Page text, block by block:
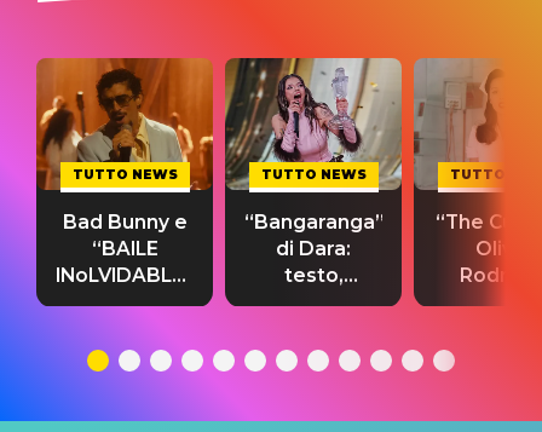
TUTTO NEWS
Bad Bunny e
“BAILE
INoLVIDABLE”:
testo,
significato
TUTTO NEWS
“Bangaranga”
di Dara:
testo,
traduzione e
del singolo
TUTTO
“The
Olivia
testo,